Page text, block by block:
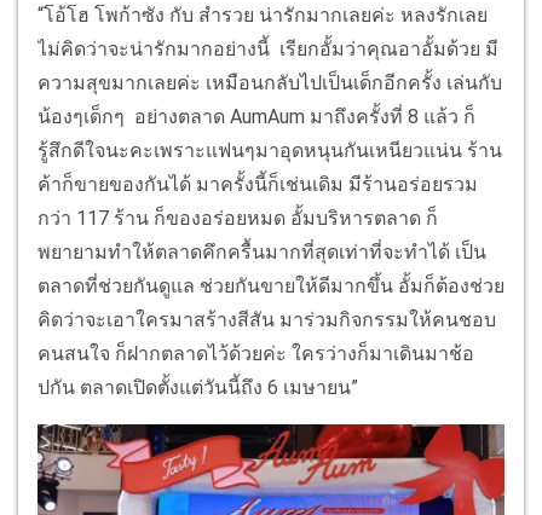
“โอ้โฮ โพก้าซัง กับ สำรวย น่ารักมากเลยค่ะ หลงรักเลย
ไม่คิดว่าจะน่ารักมากอย่างนี้ เรียกอั้มว่าคุณอาอั้มด้วย มี
ความสุขมากเลยค่ะ เหมือนกลับไปเป็นเด็กอีกครั้ง เล่นกับ
น้องๆเด็กๆ อย่างตลาด AumAum มาถึงครั้งที่ 8 แล้ว ก็
รู้สึกดีใจนะคะเพราะแฟนๆมาอุดหนุนกันเหนียวแน่น ร้าน
ค้าก็ขายของกันได้ มาครั้งนี้ก็เช่นเดิม มีร้านอร่อยรวม
กว่า 117 ร้าน ก็ของอร่อยหมด อั้มบริหารตลาด ก็
พยายามทำให้ตลาดคึกครื้นมากที่สุดเท่าที่จะทำได้ เป็น
ตลาดที่ช่วยกันดูแล ช่วยกันขายให้ดีมากขึ้น อั้มก็ต้องช่วย
คิดว่าจะเอาใครมาสร้างสีสัน มาร่วมกิจกรรมให้คนชอบ
คนสนใจ ก็ฝากตลาดไว้ด้วยค่ะ ใครว่างก็มาเดินมาช้อ
ปกัน ตลาดเปิดตั้งแต่วันนี้ถึง 6 เมษายน”